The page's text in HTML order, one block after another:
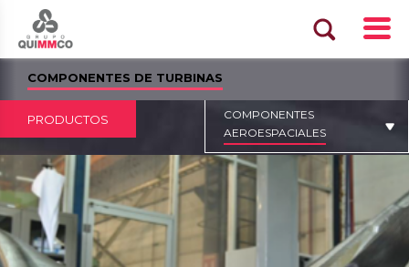
COMPONENTES DE TURBINAS
PRODUCTOS
COMPONENTES
AEROESPACIALES